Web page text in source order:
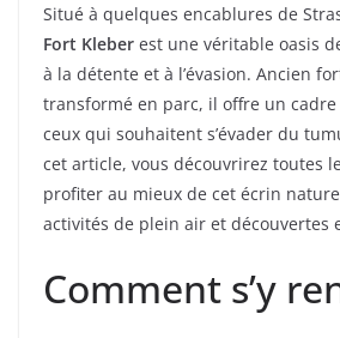
Situé à quelques encablures de
Fort Kleber est une véritable oasis
à la détente et à l’évasion. Ancien
transformé en parc, il offre un
ceux qui souhaitent s’évader du
cet article, vous découvrirez toutes
profiter au mieux de cet écrin
activités de plein air et découvertes
Comment s’y